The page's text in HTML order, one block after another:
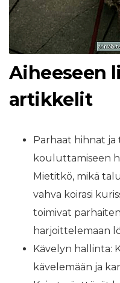
Aiheeseen
artikkelit
Parhaat hihnat
kouluttamiseen
Mietitkö, mikä
vahva koirasi
toimivat
harjoittelemaan
Kävelyn hallinta:
kävelemään ja